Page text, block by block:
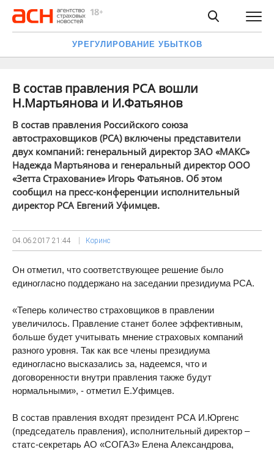
УРЕГУЛИРОВАНИЕ УБЫТКОВ
В состав правления РСА вошли
Н.Мартьянова и И.Фатьянов
В состав правления Российского союза
автостраховщиков (РСА) включены представители
двух компаний: генеральный директор ЗАО «МАКС»
Надежда Мартьянова и генеральный директор ООО
«Зетта Страхование» Игорь Фатьянов. Об этом
сообщил на пресс-конференции исполнительный
директор РСА Евгений Уфимцев.
04.06.2017 21:44 Коринс
Он отметил, что соответствующее решение было
единогласно поддержано на заседании президиума РСА.
«Теперь количество страховщиков в правлении
увеличилось. Правление станет более эффективным,
больше будет учитывать мнение страховых компаний
разного уровня. Так как все члены президиума
единогласно высказались за, надеемся, что и
договоренности внутри правления также будут
нормальными», - отметил Е.Уфимцев.
В состав правления входят президент РСА И.Юргенс
(председатель правления), исполнительный директор –
статс-секретарь АО «СОГАЗ» Елена Александрова,